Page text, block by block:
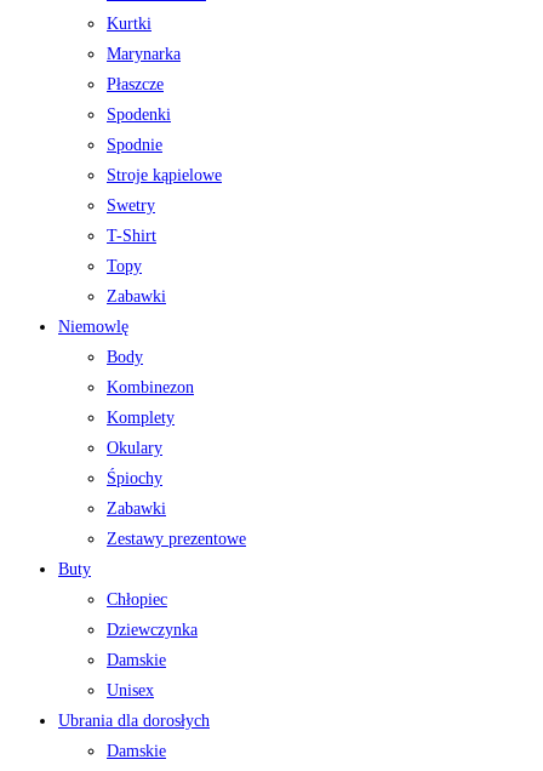
Kurtki
Marynarka
Płaszcze
Spodenki
Spodnie
Stroje kąpielowe
Swetry
T-Shirt
Topy
Zabawki
Niemowlę
Body
Kombinezon
Komplety
Okulary
Śpiochy
Zabawki
Zestawy prezentowe
Buty
Chłopiec
Dziewczynka
Damskie
Unisex
Ubrania dla dorosłych
Damskie